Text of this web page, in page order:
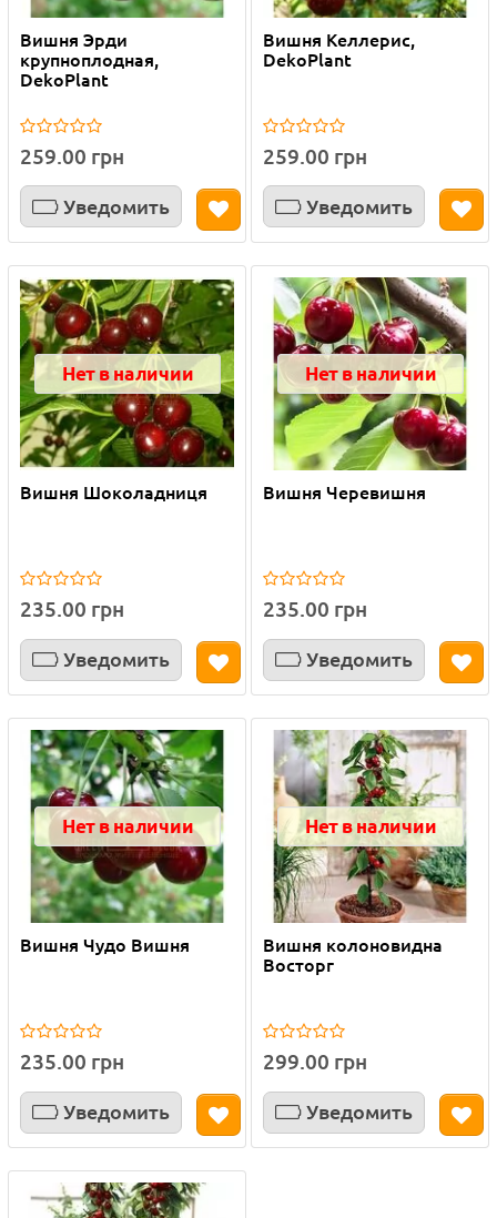
Вишня Эрди
крупноплодная,
DekoPlant
259.00 грн
Уведомить
Вишня Келлерис,
DekoPlant
259.00 грн
Уведомить
Нет в наличии
Вишня Шоколадниця
235.00 грн
Уведомить
Нет в наличии
Вишня Черевишня
235.00 грн
Уведомить
Нет в наличии
Вишня Чудо Вишня
235.00 грн
Уведомить
Нет в наличии
Вишня колоновидна
Восторг
299.00 грн
Уведомить